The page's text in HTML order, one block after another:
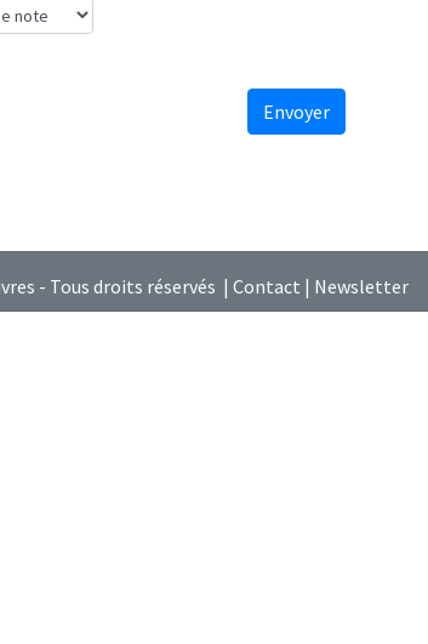
Envoyer
- Tous droits réservés | Contact | Newsletter